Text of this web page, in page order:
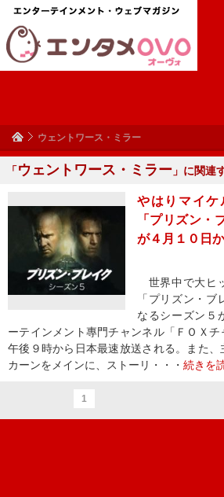
ウェントワース・ミラー
「ウェントワース・ミラー 」に関連
やはりマイ
「プリズン・
が４月１０日
世界中で大ヒ
「プリズン・ブ
なるシーズン５
ーテインメント專門チャンネル「ＦＯＸ
午後９時から日本最速放送される。また
カーンをメインに、ストーリ・・・ 続きを
1